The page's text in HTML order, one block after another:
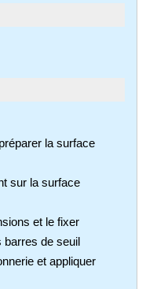
la surface
sur la surface
et le fixer
barres de seuil
et appliquer